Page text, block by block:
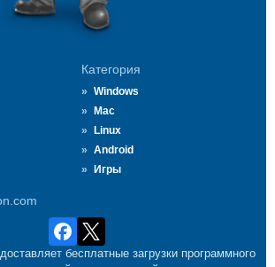
Категория
Windows
Mac
Linux
Android
Игры
бесплатные загрузки программного